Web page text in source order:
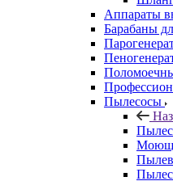
Аппараты
Барабаны
Пылесосы